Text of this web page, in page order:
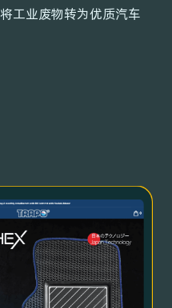
工业废物转为优质汽车